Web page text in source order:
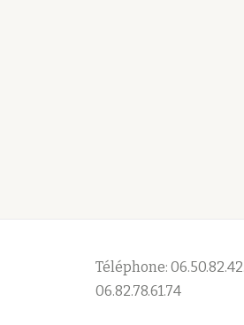
Téléphone:
06.82.78.61.74